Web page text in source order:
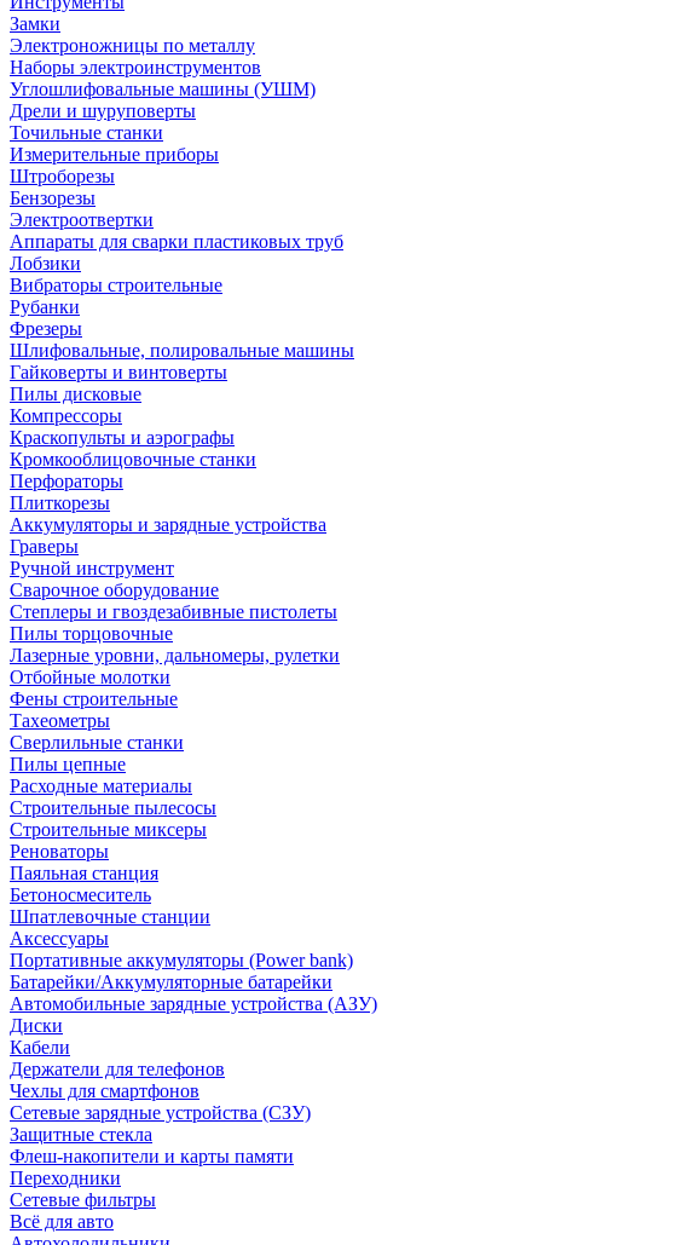
Замки
Электроножницы по металлу
Наборы электроинструментов
Углошлифовальные машины (УШМ)
Дрели и шуруповерты
Точильные станки
Измерительные приборы
Штроборезы
Бензорезы
Электроотвертки
Аппараты для сварки пластиковых труб
Лобзики
Вибраторы строительные
Рубанки
Фрезеры
Шлифовальные, полировальные машины
Гайковерты и винтоверты
Пилы дисковые
Компрессоры
Краскопульты и аэрографы
Кромкооблицовочные станки
Перфораторы
Плиткорезы
Аккумуляторы и зарядные устройства
Граверы
Ручной инструмент
Сварочное оборудование
Степлеры и гвоздезабивные пистолеты
Пилы торцовочные
Лазерные уровни, дальномеры, рулетки
Отбойные молотки
Фены строительные
Тахеометры
Сверлильные станки
Пилы цепные
Расходные материалы
Строительные пылесосы
Строительные миксеры
Реноваторы
Паяльная станция
Бетоносмеситель
Шпатлевочные станции
Аксессуары
Портативные аккумуляторы (Power bank)
Батарейки/Аккумуляторные батарейки
Автомобильные зарядные устройства (АЗУ)
Диски
Кабели
Держатели для телефонов
Чехлы для смартфонов
Сетевые зарядные устройства (СЗУ)
Защитные стекла
Флеш-накопители и карты памяти
Переходники
Сетевые фильтры
Всё для авто